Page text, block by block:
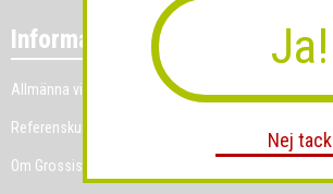
Information
Allmänna villkor
Referenskunder
Om Grossist.se
Ja!
Nej tack